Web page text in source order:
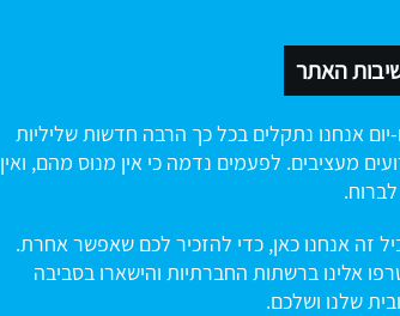
האתר
יום אנחנו נתקלים בכל כך הרבה חדשות שליליות
מעציבים. לפעמים נדמה כי אין מנוס מהם, ואין
זה אנחנו כאן, כדי להזכיר לכם שאפשר אחרת.
אלינו ברשתות החברתיות והישארו בסביבה
שלנו ושלכם.